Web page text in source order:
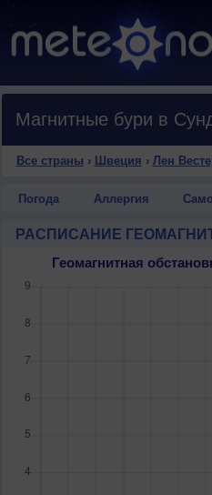
Магнитные бури в
Все страны › Швеция › Лен
Погода Аллергия
РАСПИСАНИЕ
Геомагнитная